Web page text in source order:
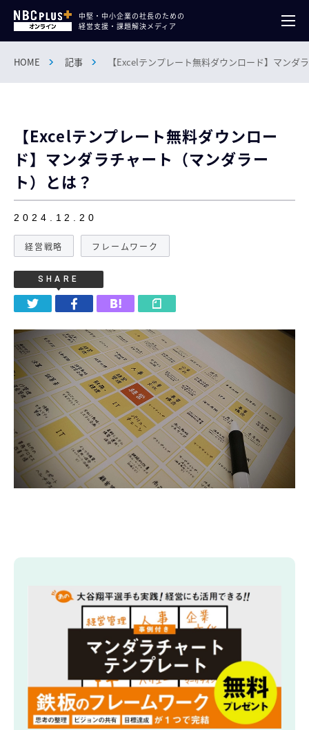
中堅・中小企業の社長のための
経営支援・課題解決メディア
HOME 記事 【Excelテンプレート無料ダウンロード】マンダ
【Excelテンプレート無料ダウンロー
ド】マンダラチャート（マンダラー
ト）とは？
2024.12.20
経営戦略 フレームワーク
SHARE